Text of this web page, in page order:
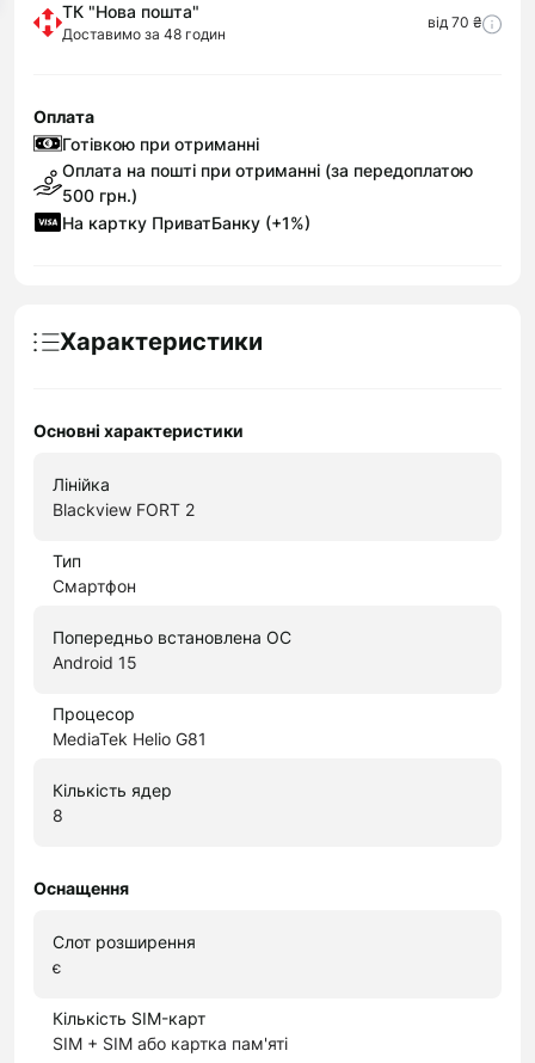
ТК "Нова пошта"
Доставимо за 48 годин
від 70 ₴
Оплата
Готівкою при отриманні
Оплата на пошті при отриманні (за передоплатою
500 грн.)
На картку ПриватБанку (+1%)
Характеристики
Основні характеристики
Лінійка
Blackview FORT 2
Тип
Смартфон
Попередньо встановлена ОС
Android 15
Процесор
MediaTek Helio G81
Кількість ядер
8
Оснащення
Слот розширення
є
Кількість SIM-карт
SIM + SIM або картка пам'яті